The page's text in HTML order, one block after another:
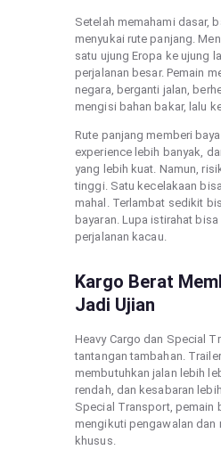
Setelah memahami dasar,
menyukai rute panjang.
satu ujung Eropa ke ujung
perjalanan besar. Pemain
negara, berganti jalan,
mengisi bahan bakar, lalu
Rute panjang memberi
experience lebih banyak,
yang lebih kuat. Namun,
tinggi. Satu kecelakaan
mahal. Terlambat sedikit
bayaran. Lupa istirahat
perjalanan kacau.
Kargo Berat
Jadi Ujian
Heavy Cargo dan Special
tantangan tambahan.
membutuhkan jalan lebih
rendah, dan kesabaran
Special Transport, pemain
mengikuti pengawalan dan
khusus.